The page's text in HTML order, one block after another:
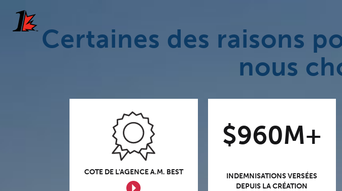
Certaines des raisons
nous
COTE DE L'AGENCE A.M. BEST
$960M+
INDEMNISATIONS VERSÉES
DEPUIS LA CRÉATION